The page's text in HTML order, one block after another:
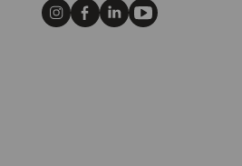
Instagram
Facebook
LinkedInYoutube